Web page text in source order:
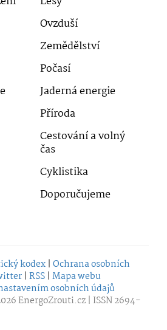
Ovzduší
Zemědělství
Počasí
Jaderná energie
Příroda
Cestování a volný
čas
Cyklistika
Doporučujeme
kodex | Ochrana osobních
| RSS | Mapa webu
osobních údajů
EnergoZrouti.cz | ISSN 2694-